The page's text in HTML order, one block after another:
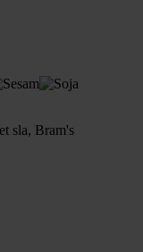
sla, Bram's